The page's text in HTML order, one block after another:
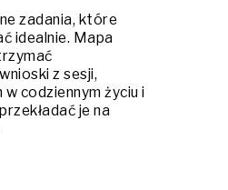
zadania, które
idealnie. Mapa
z sesji,
codziennym życiu i
je na